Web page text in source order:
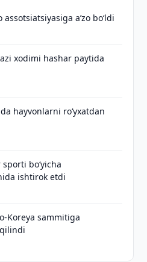
aʼzo bo‘ldi
xodimi hashar paytida
hayvonlarni ro‘yxatdan
bo‘yicha
ishtirok etdi
Koreya sammitiga